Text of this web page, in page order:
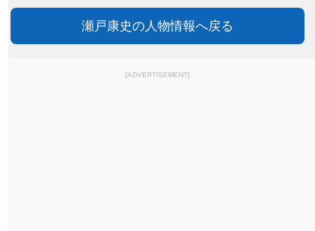
瀬戸康史の人物情報へ戻る
[ADVERTISEMENT]